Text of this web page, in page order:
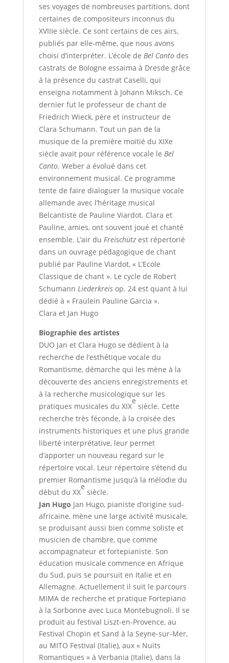
ses voyages de nombreuses partitions, dont
certaines de compositeurs inconnus du
XVIIIe siècle. Ce sont certains de ces airs,
publiés par elle-même, que nous avons
choisi d’interpréter. L’école de Bel Cantodes
castrats de Bologne essaima à Dresde grâce
à la présence du castrat Caselli, qui
enseigna notamment à Johann Miksch. Ce
dernier fut le professeur de chant de
Friedrich Wieck, père et instructeur de
Clara Schumann. Tout un pan de la
musique de la première moitié du XIXe
siècle avait pour référence vocale le Bel
Canto. Weber a évolué dans cet
environnement musical. Ce programme
tente de faire dialoguer la musique vocale
allemande avec l’héritage musical
Belcantiste de Pauline Viardot. Clara et
Pauline, amies, ont souvent joué et chanté
ensemble. L’air du Freischützest répertorié
dans un ouvrage pédagogique de chant
publié par Pauline Viardot, « L’Ecole
Classique de chant ». Le cycle de Robert
Schumann Liederkreis op. 24 est quant à lui
dédié à « Fraülein Pauline Garcia ».
Clara et Jan Hugo
Biographie des artistes
DUO Jan et Clara Hugo se dédient à la
recherche de l’esthétique vocale du
Romantisme, démarche qui les mène à la
découverte des anciens enregistrements et
à la recherche musicologique sur les
pratiques musicales du XIX
e
siècle. Cette
recherche très féconde, à la croisée des
instruments historiques et une plus grande
liberté interprétative, leur permet
d’apporter un nouveau regard sur le
répertoire vocal. Leur répertoire s’étend du
premier Romantisme jusqu’à la mélodie du
début du XX
e
siècle.
Jan Hugo Jan Hugo, pianiste d’origine sud-
africaine, mène une large activité musicale,
se produisant aussi bien comme soliste et
musicien de chambre, que comme
accompagnateur et fortepianiste. Son
éducation musicale commence en Afrique
du Sud, puis se poursuit en Italie et en
Allemagne. Actuellement il suit le parcours
MIMA de recherche et pratique Fortepiano
à la Sorbonne avec Luca Montebugnoli. Il se
produit au festival Liszt-en-Provence, au
Festival Chopin et Sand à la Seyne-sur-Mer,
au MITO Festival (Italie), aux « Nuits
Romantiques » à Verbania (Italie), dans la